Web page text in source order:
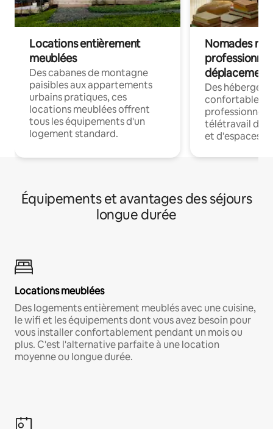
Locations entièrement
meublées
Des cabanes de montagne
paisibles aux appartements
urbains pratiques, ces
locations meublées offrent
tous les équipements d'un
logement standard.
Nomades
déplacement
Des
confortables
professionnels
télétravail
et d'espaces
Équipements et avantages des séjours
longue durée
Locations meublées
Des logements entièrement meublés avec une cuisine,
le wifi et les équipements dont vous avez besoin pour
vous installer confortablement pendant un mois ou
plus. C'est l'alternative parfaite à une location
moyenne ou longue durée.